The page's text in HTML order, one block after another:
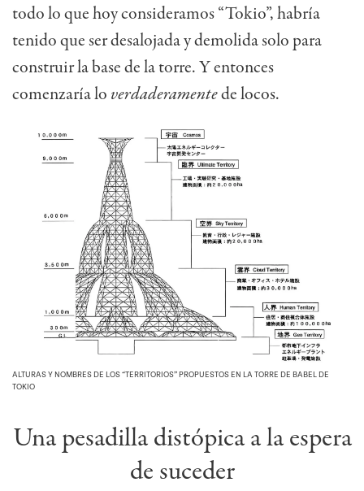
todo lo que hoy consideramos “Tokio”, habría
tenido que ser desalojada y demolida solo para
construir la base de la torre. Y entonces
comenzaría lo verdaderamentede locos.
ALTURAS Y NOMBRES DE LOS “TERRITORIOS” PROPUESTOS EN LA TORRE DE BABEL DE
TOKIO
Una pesadilla distópica a la espera
de suceder